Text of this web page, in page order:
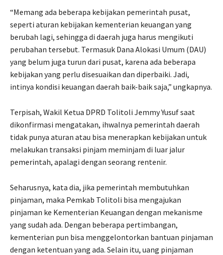
“Memang ada beberapa kebijakan pemerintah pusat,
seperti aturan kebijakan kementerian keuangan yang
berubah lagi, sehingga di daerah juga harus mengikuti
perubahan tersebut. Termasuk Dana Alokasi Umum (DAU)
yang belum juga turun dari pusat, karena ada beberapa
kebijakan yang perlu disesuaikan dan diperbaiki. Jadi,
intinya kondisi keuangan daerah baik-baik saja,” ungkapnya.
Terpisah, Wakil Ketua DPRD Tolitoli Jemmy Yusuf saat
dikonfirmasi mengatakan, ihwalnya pemerintah daerah
tidak punya aturan atau bisa menerapkan kebijakan untuk
melakukan transaksi pinjam meminjam di luar jalur
pemerintah, apalagi dengan seorang rentenir.
Seharusnya, kata dia, jika pemerintah membutuhkan
pinjaman, maka Pemkab Tolitoli bisa mengajukan
pinjaman ke Kementerian Keuangan dengan mekanisme
yang sudah ada. Dengan beberapa pertimbangan,
kementerian pun bisa menggelontorkan bantuan pinjaman
dengan ketentuan yang ada. Selain itu, uang pinjaman